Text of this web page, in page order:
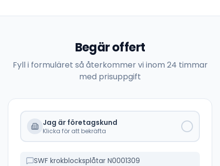
Begär offert
Fyll i formuläret så återkommer vi inom 24 timmar
med prisuppgift
Jag är företagskund
Klicka för att bekräfta
SWF krokblocksplåtar N0001309